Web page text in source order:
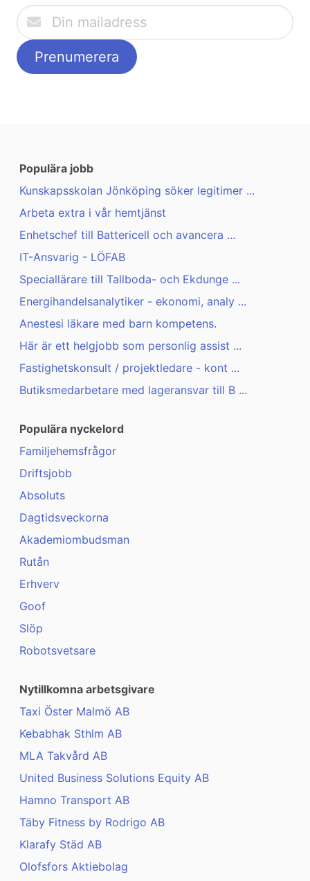
Populära jobb
Kunskapsskolan Jönköping söker legitimer ...
Arbeta extra i vår hemtjänst
Enhetschef till Battericell och avancera ...
IT-Ansvarig - LÖFAB
Speciallärare till Tallboda- och Ekdunge ...
Energihandelsanalytiker - ekonomi, analy ...
Anestesi läkare med barn kompetens.
Här är ett helgjobb som personlig assist ...
Fastighetskonsult / projektledare - kont ...
Butiksmedarbetare med lageransvar till B ...
Populära nyckelord
Familjehemsfrågor
Driftsjobb
Absoluts
Dagtidsveckorna
Akademiombudsman
Rutån
Erhverv
Goof
Slöp
Robotsvetsare
Nytillkomna arbetsgivare
Taxi Öster Malmö AB
Kebabhak Sthlm AB
MLA Takvård AB
United Business Solutions Equity AB
Hamno Transport AB
Täby Fitness by Rodrigo AB
Klarafy Städ AB
Olofsfors Aktiebolag